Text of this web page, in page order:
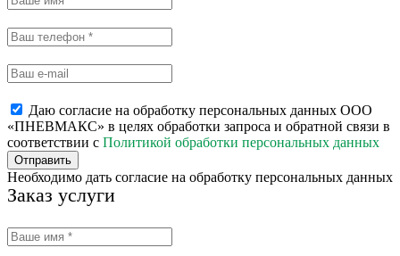
Даю согласие на обработку персональных данных ООО
«ПНЕВМАКС» в целях обработки запроса и обратной связи в
соответствии с Политикой обработки персональных данных
Отправить
Необходимо дать согласие на обработку персональных данных
Заказ услуги